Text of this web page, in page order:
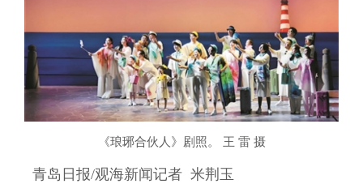
《琅琊合伙人》剧照。 王 雷 摄
青岛日报/观海新闻记者 米荆玉